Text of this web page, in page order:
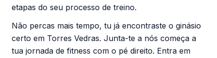
etapas do seu processo de treino.
Não percas mais tempo, tu já encontraste o ginásio
certo em Torres Vedras. Junta-te a nós começa a
tua jornada de fitness com o pé direito. Entra em